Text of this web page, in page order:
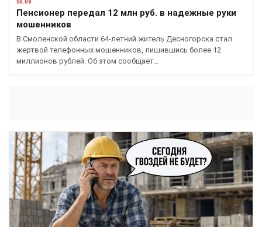
06.08
Пенсионер передал 12 млн руб. в надежные руки
мошенников
В Смоленской области 64-летний житель Десногорска стал
жертвой телефонных мошенников, лишившись более 12
миллионов рублей. Об этом сообщает…